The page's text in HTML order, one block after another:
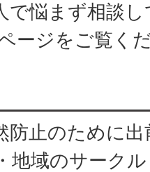
で悩まず相談
ージをご覧く
防止のために
地域のサーク